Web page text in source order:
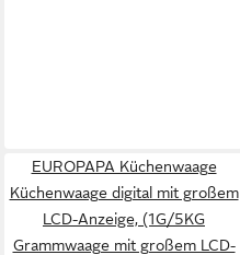
EUROPAPA Küchenwaage
Küchenwaage digital mit großem
LCD-Anzeige, (1G/5KG
Grammwaage mit großem LCD-